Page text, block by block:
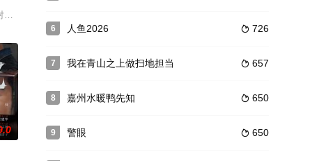
的生活故事。
度劫难拯救苍生的绝美仙侠爱情故事。
军的全面入侵，国民党空军涌现出一批以高云天（邵兵 饰）、刘长岭（沙溢
6  726
人鱼2026
7  657
我在青山之上做扫地担当
8  650
嘉州水暖鸭先知
9  650
警眼